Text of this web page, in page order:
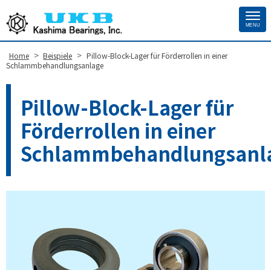
MENU
Home > Beispiele > Pillow-Block-Lager für Förderrollen in einer
Schlammbehandlungsanlage
Pillow-Block-Lager für
Förderrollen in einer
Site
Footer